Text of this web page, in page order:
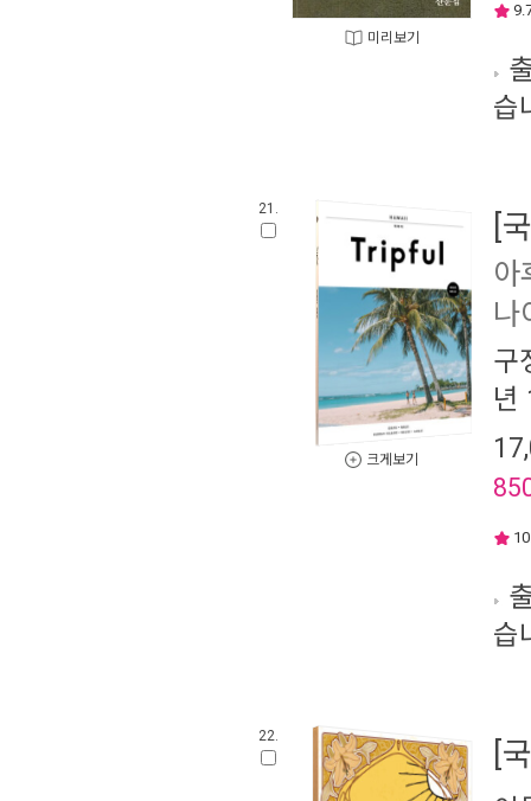
미리보기
습
21.
크게보기
[
아
나
구
년
습
22. [